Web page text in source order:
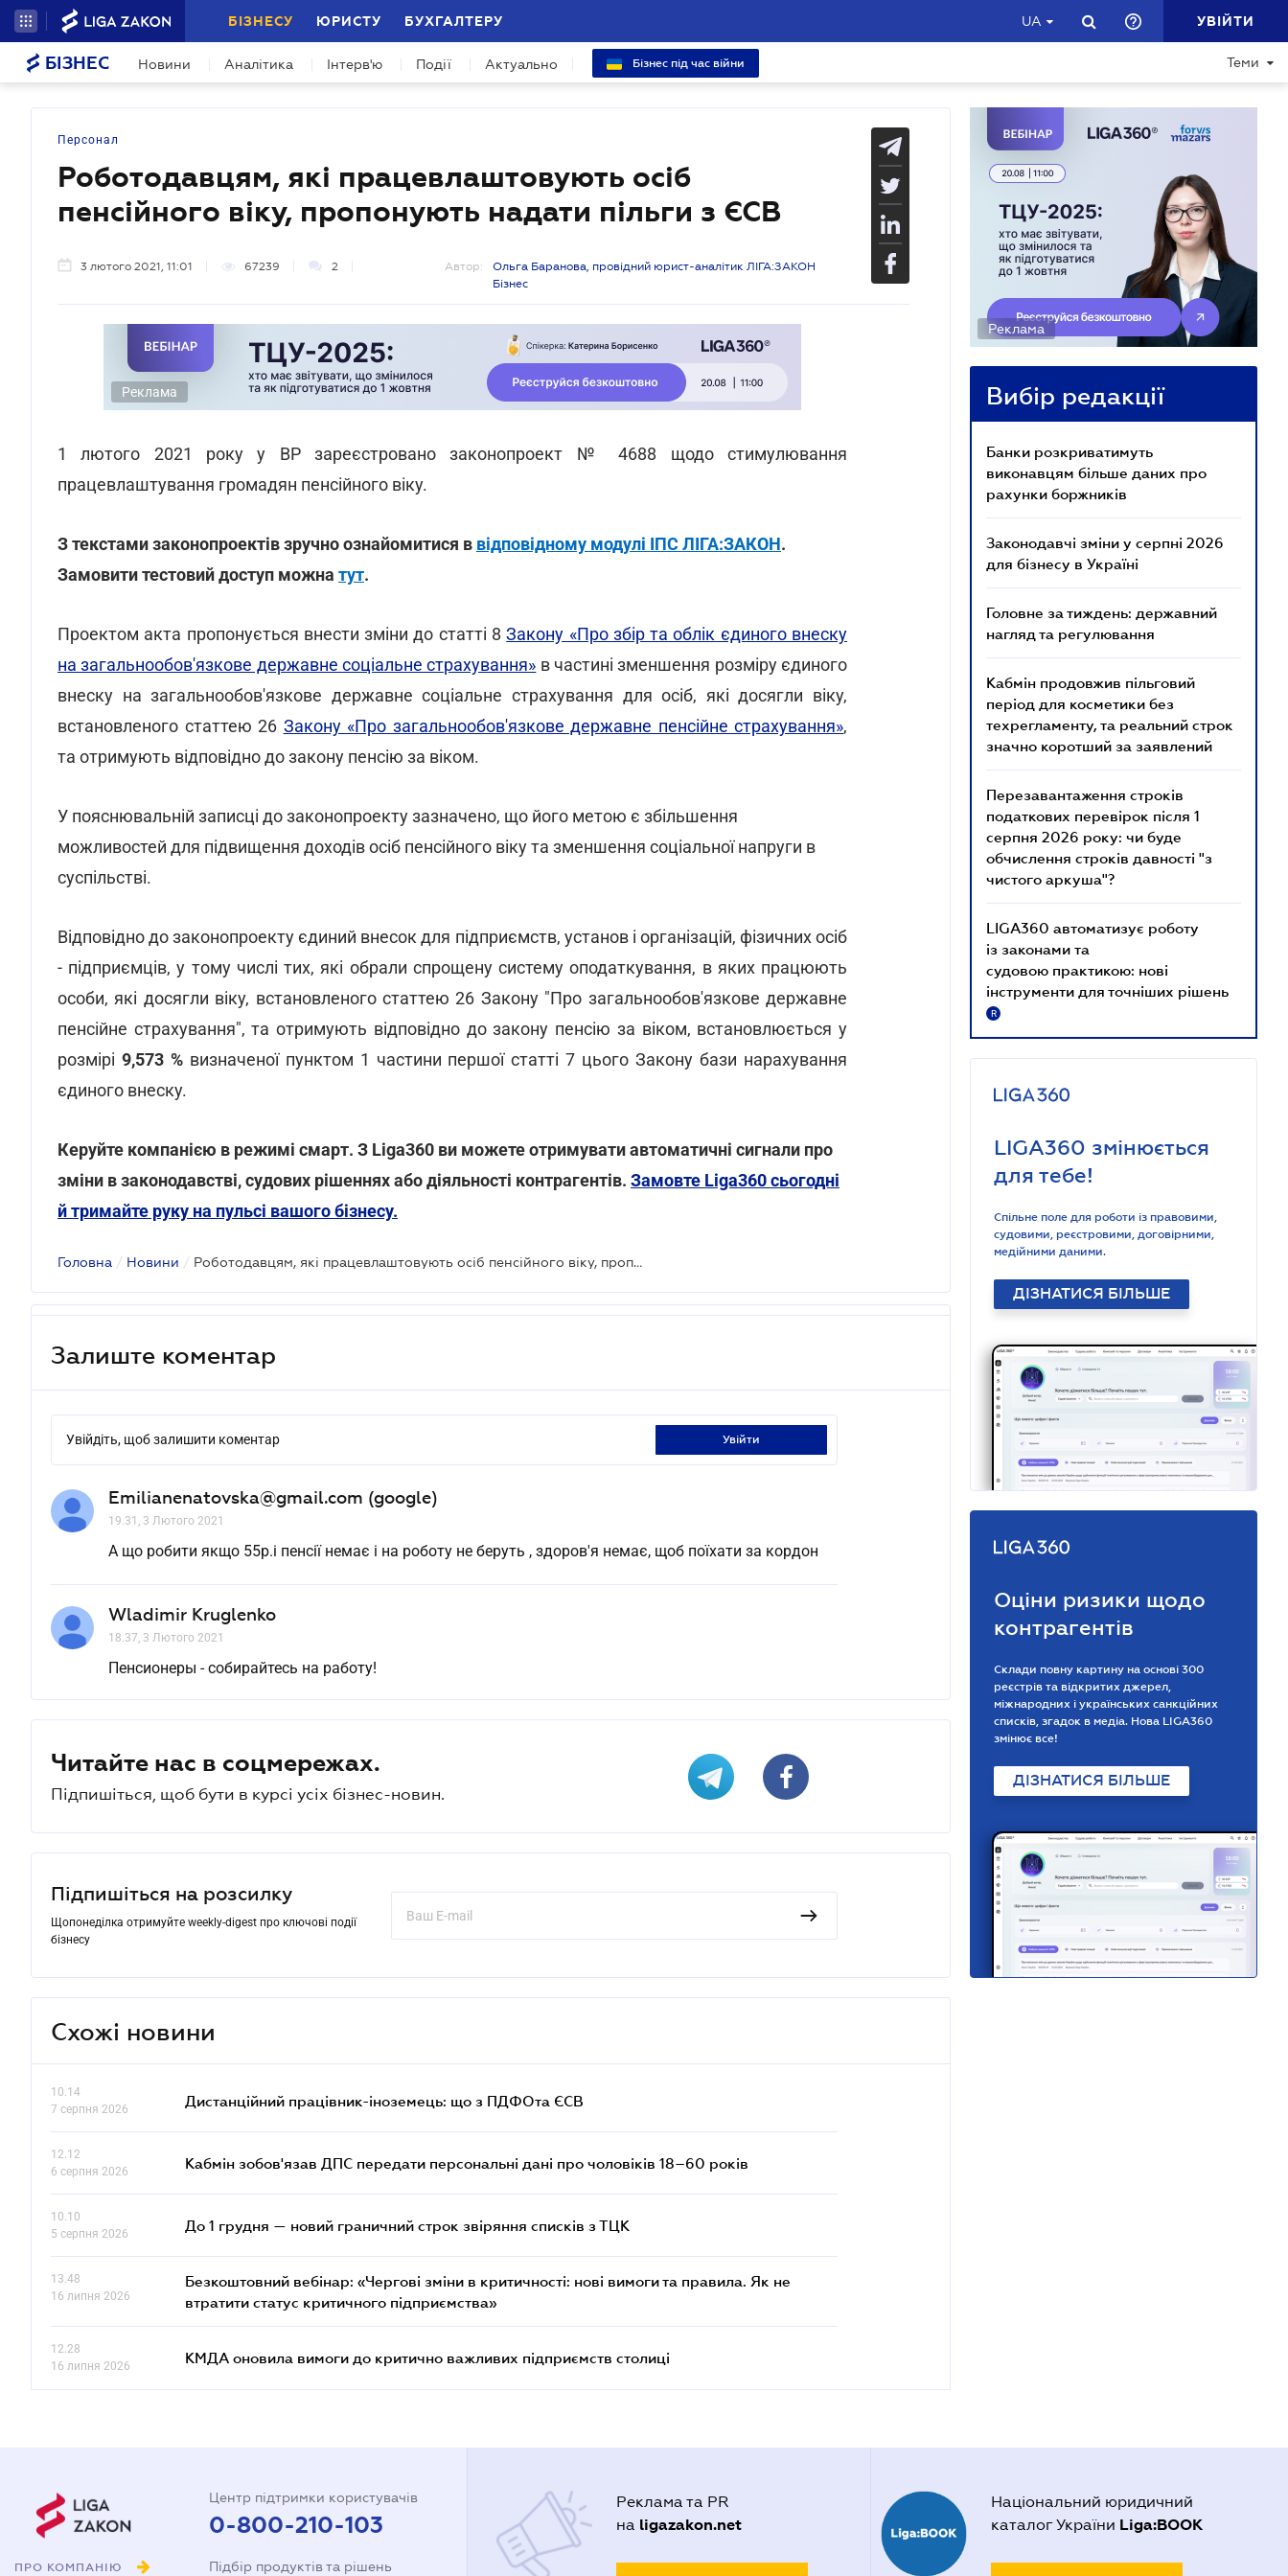
БІЗНЕСУ ЮРИСТУ БУХГАЛТЕРУ UA УВІЙТИ
БІЗНЕС Новини Аналітика Інтерв'ю Події Актуально Бізнес під час війни Теми
Персонал
Роботодавцям, які працевлаштовують осіб
пенсійного віку, пропонують надати пільги з ЄСВ
3 лютого 2021, 11:01 67239 2 Автор:
Ольга Баранова, провідний юрист-аналітик ЛІГА:ЗАКОН
Бізнес
Реклама
1 лютого 2021 року у ВР зареєстровано законопроект № 4688 щодо стимулювання
працевлаштування громадян пенсійного віку.
З текстами законопроектів зручно ознайомитися в відповідному модулі ІПС ЛІГА:ЗАКОН.
Замовити тестовий доступ можна тут.
Проектом акта пропонується внести зміни до статті 8Закону «Про збір та облік єдиного внеску
на загальнообов'язкове державне соціальне страхування» в частині зменшення розміру єдиного
внеску на загальнообов'язкове державне соціальне страхування для осіб, які досягли віку,
встановленого статтею 26 Закону «Про загальнообов'язкове державне пенсійне страхування»,
та отримують відповідно до закону пенсію за віком.
У пояснювальній записці до законопроекту зазначено, що його метою є збільшення
можливостей для підвищення доходів осіб пенсійного віку та зменшення соціальної напруги в
суспільстві.
Відповідно до законопроекту єдиний внесок для підприємств, установ і організацій, фізичних осіб
- підприємців, у тому числі тих, які обрали спрощену систему оподаткування, в яких працюють
особи, які досягли віку, встановленого статтею 26 Закону "Про загальнообов'язкове державне
пенсійне страхування", та отримують відповідно до закону пенсію за віком, встановлюється у
розмірі 9,573 % визначеної пунктом 1 частини першої статті 7 цього Закону бази нарахування
єдиного внеску.
Керуйте компанією в режимі смарт. З Liga360 ви можете отримувати автоматичні сигнали про
зміни в законодавстві, судових рішеннях або діяльності контрагентів. Замовте Liga360 сьогодні
й тримайте руку на пульсі вашого бізнесу.
Головна / Новини / Роботодавцям, які працевлаштовують осіб пенсійного віку, пропонують надати пільги з ЄСВ
Залиште коментар
Увійдіть, щоб залишити коментар увійти
Emilianenatovska@gmail.com (google)
19.31, 3 Лютого 2021
А що робити якщо 55р.і пенсії немає і на роботу не беруть , здоров'я немає, щоб поїхати за кордон
Wladimir Kruglenko
18.37, 3 Лютого 2021
Пенсионеры - собирайтесь на работу!
Читайте нас в соцмережах.
Підпишіться, щоб бути в курсі усіх бізнес-новин.
Підпишіться на розсилку
Щопонеділка отримуйте weekly-digest про ключові події
бізнесу
Схожі новини
10.14
7 серпня 2026
Дистанційний працівник-іноземець: що з ПДФОта ЄСВ
12.12
6 серпня 2026
Кабмін зобов'язав ДПС передати персональні дані про чоловіків 18–60 років
10.10
5 серпня 2026
До 1 грудня — новий граничний строк звіряння списків з ТЦК
13.48
16 липня 2026
Безкоштовний вебінар: «Чергові зміни в критичності: нові вимоги та правила. Як не
втратити статус критичного підприємства»
12.28
16 липня 2026
КМДА оновила вимоги до критично важливих підприємств столиці
Реклама
Вибір редакції
Банки розкриватимуть
виконавцям більше даних про
рахунки боржників
Законодавчі зміни у серпні 2026
для бізнесу в Україні
Головне за тиждень: державний
нагляд та регулювання
Кабмін продовжив пільговий
період для косметики без
техрегламенту, та реальний строк
значно коротший за заявлений
Перезавантаження строків
податкових перевірок після 1
серпня 2026 року: чи буде
обчислення строків давності "з
чистого аркуша"?
LIGA360 автоматизує роботу
із законами та
судовою практикою: нові
інструменти для точніших рішень
R
LIGA360 змінюється
для тебе!
Спільне поле для роботи із правовими,
судовими, реєстровими, договірними,
медійними даними.
ДІЗНАТИСЯ БІЛЬШЕ
Оціни ризики щодо
контрагентів
Склади повну картину на основі 300
реєстрів та відкритих джерел,
міжнародних і українських санкційних
списків, згадок в медіа. Нова LIGA360
змінює все!
ДІЗНАТИСЯ БІЛЬШЕ
ПРО КОМПАНІЮ
Центр підтримки користувачів
0-800-210-103
Підбір продуктів та рішень
Реклама та PR
на ligazakon.net
Національний юридичний
каталог України Liga:BOOK